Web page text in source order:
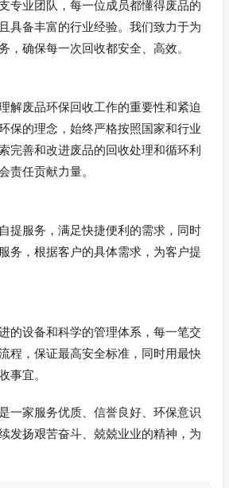
专业团队，每一位成员都懂得废品的
具备丰富的行业经验。我们致力于为
，确保每一次回收都安全、高效。
解废品环保回收工作的重要性和紧迫
保的理念，始终严格按照国家和行业
完善和改进废品的回收处理和循环利
责任贡献力量。
提服务，满足快捷便利的需求，同时
务，根据客户的具体需求，为客户提
的设备和科学的管理体系，每一笔交
程，保证最高安全标准，同时用最快
事宜。
一家服务优质、信誉良好、环保意识
发扬艰苦奋斗、兢兢业业的精神，为